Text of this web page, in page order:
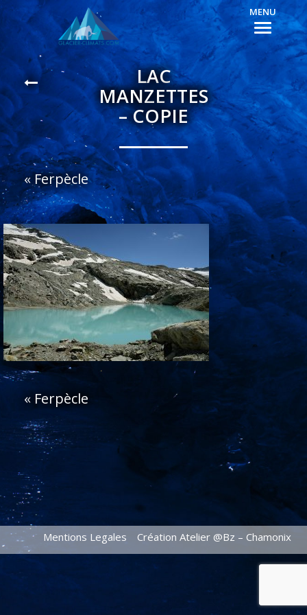
MENU
LAC
MANZETTES
– COPIE
« Ferpècle
« Ferpècle
Mentions Legales Création Atelier @Bz – Chamonix